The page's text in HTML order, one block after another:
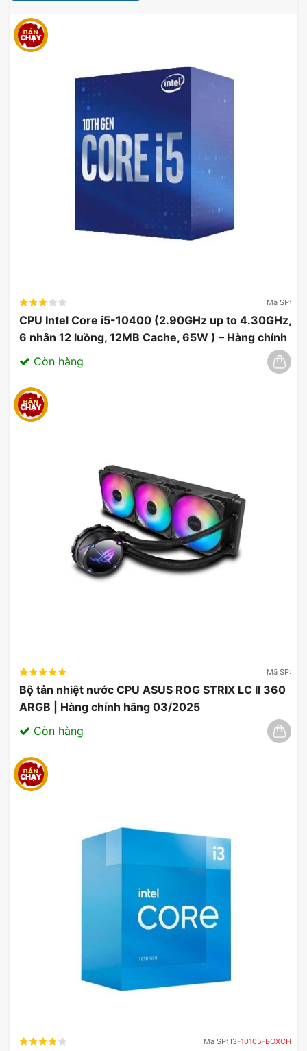
Mã SP:
CPU Intel Core i5-10400 (2.90GHz up to 4.30GHz,
6 nhân 12 luồng, 12MB Cache, 65W ) – Hàng chính
hãng 03/2025
Còn hàng
Mã SP:
Bộ tản nhiệt nước CPU ASUS ROG STRIX LC II 360
ARGB | Hàng chính hãng 03/2025
Còn hàng
Mã SP: I3-10105-BOXCH